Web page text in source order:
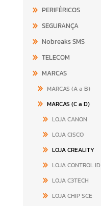
PERIFÉRICOS
SEGURANÇA
Nobreaks SMS
TELECOM
MARCAS
MARCAS (A a B)
MARCAS (C a D)
LOJA CANON
LOJA CISCO
LOJA CREALITY
LOJA CONTROL ID
LOJA C3TECH
LOJA CHIP SCE